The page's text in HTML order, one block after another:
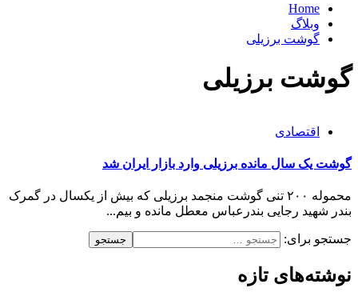
Home
وبلاگ
گوشت برزیلی
گوشت برزیلی
اقتصادی
گوشت یک سال مانده برزیلی وارد بازار ایران شد
محموله ۲۰۰ تنی گوشت منجمد برزیلی که بیش از یکسال در گمرک
بندر شهید رجایی بندرعباس معطل مانده و بیم...
جستجو برای:
نوشته‌های تازه